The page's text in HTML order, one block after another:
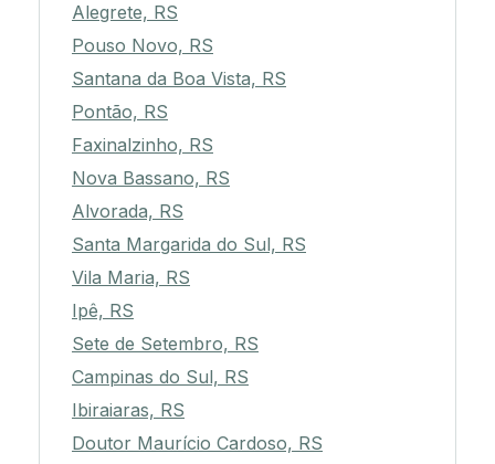
Alegrete, RS
Pouso Novo, RS
Santana da Boa Vista, RS
Pontão, RS
Faxinalzinho, RS
Nova Bassano, RS
Alvorada, RS
Santa Margarida do Sul, RS
Vila Maria, RS
Ipê, RS
Sete de Setembro, RS
Campinas do Sul, RS
Ibiraiaras, RS
Doutor Maurício Cardoso, RS